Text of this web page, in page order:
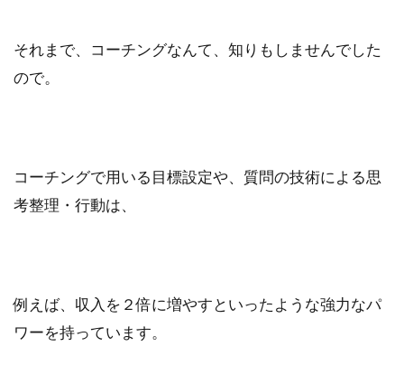
それまで、コーチングなんて、知りもしませんでした
ので。
コーチングで用いる目標設定や、質問の技術による思
考整理・行動は、
例えば、収入を２倍に増やすといったような強力なパ
ワーを持っています。